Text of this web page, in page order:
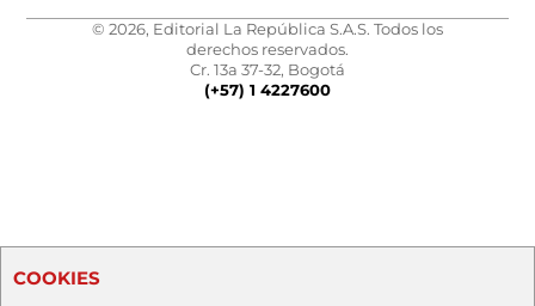
© 2026, Editorial La República S.A.S. Todos los
derechos reservados.
Cr. 13a 37-32, Bogotá
(+57) 1 4227600
COOKIES